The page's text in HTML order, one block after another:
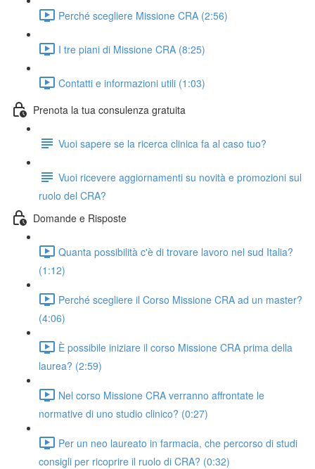
Perché scegliere Missione CRA (2:56)
I tre piani di Missione CRA (8:25)
Contatti e informazioni utili (1:03)
Prenota la tua consulenza gratuita
Vuoi sapere se la ricerca clinica fa al caso tuo?
Vuoi ricevere aggiornamenti su novità e promozioni sul
ruolo del CRA?
Domande e Risposte
Quanta possibilità c'è di trovare lavoro nel sud Italia?
(1:12)
Perché scegliere il Corso Missione CRA ad un master?
(4:06)
È possibile iniziare il corso Missione CRA prima della
laurea? (2:59)
Nel corso Missione CRA verranno affrontate le
normative di uno studio clinico? (0:27)
Per un neo laureato in farmacia, che percorso di studi
consigli per ricoprire il ruolo di CRA? (0:32)